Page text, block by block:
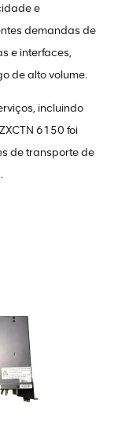
e
demandas de
e interfaces,
de alto volume.
incluindo
6150 foi
de transporte de